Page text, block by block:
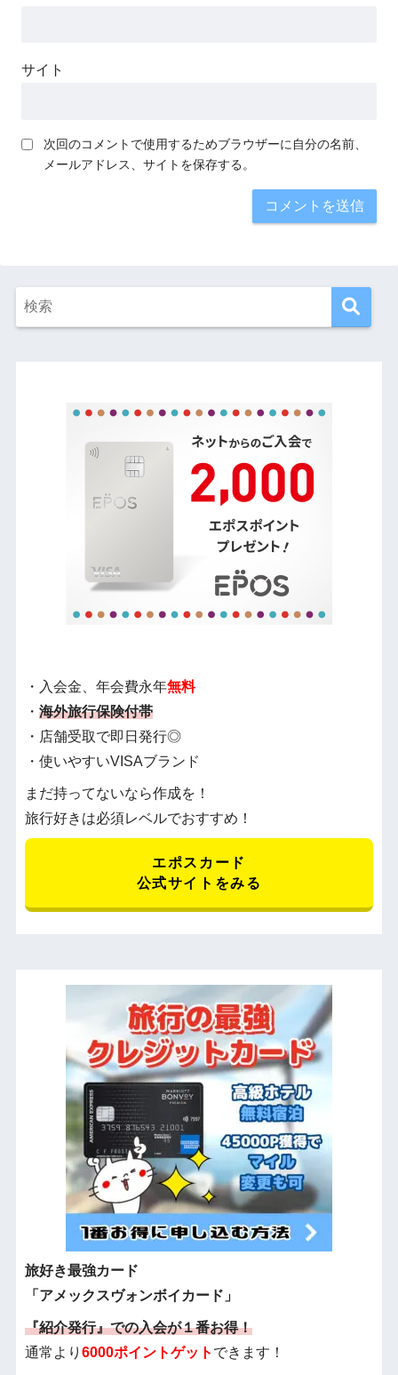
サイト
次回のコメントで使用するためブラウザーに自分の名前、
メールアドレス、サイトを保存する。
・入会金、年会費永年無料
・ 海外旅行保険付帯
・店舗受取で即日発行◎
・使いやすいVISAブランド
まだ持ってないなら作成を！
旅行好きは必須レベルでおすすめ！
エポスカード
公式サイトをみる
旅好き最強カード
「アメックスヴォンボイカード」
『紹介発行』での入会が１番お得！
通常より 6000ポイントゲット できます！